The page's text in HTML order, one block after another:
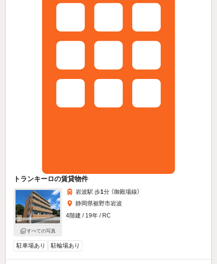
トランキーロの賃貸物件
すべての写真
岩波駅 歩1分 （御殿場線）
静岡県裾野市岩波
4階建 / 19年 / RC
駐車場あり 駐輪場あり